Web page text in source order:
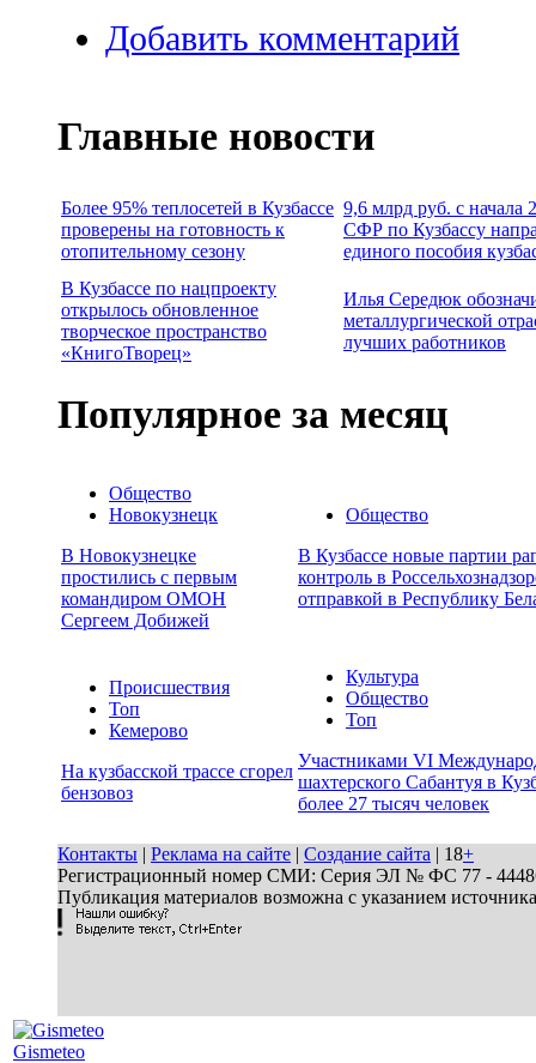
Добавить комментарий
Главные новости
Более 95% теплосетей в Кузбассе
проверены на готовность к
отопительному сезону
9,6 млрд руб. с начала
СФР по Кузбассу
единого пособия
В Кузбассе по нацпроекту
открылось обновленное
творческое пространство
«КнигоТворец»
Илья Середюк
металлургической
лучших работников
Популярное за месяц
Общество
Новокузнецк
В Новокузнецке
простились с первым
командиром ОМОН
Сергеем Добижей
Общество
В Кузбассе новые партии
контроль в
отправкой в Республику
Происшествия
Топ
Кемерово
На кузбасской трассе сгорел
бензовоз
Культура
Общество
Топ
Участниками VI
шахтерского Сабантуя в
более 27 тысяч человек
Контакты | Реклама на сайте | Создание сайта | 18+
Регистрационный номер СМИ: Серия ЭЛ № ФС 77 - 44486
Публикация материалов возможна с указанием
Gismeteo